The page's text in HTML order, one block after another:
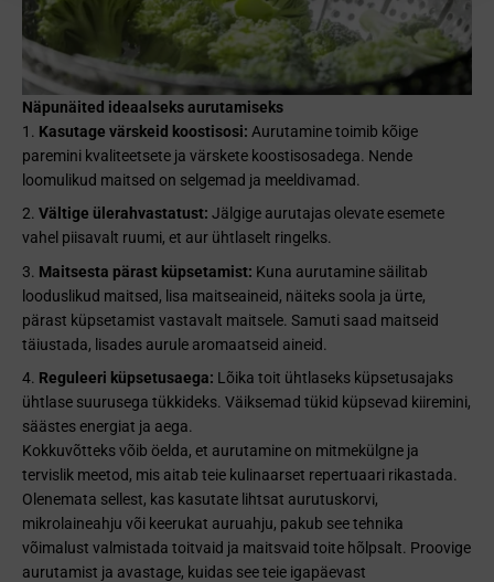
Näpunäited ideaalseks aurutamiseks
Kasutage värskeid koostisosi: Aurutamine toimib kõige
paremini kvaliteetsete ja värskete koostisosadega. Nende
loomulikud maitsed on selgemad ja meeldivamad.
Vältige ülerahvastatust: Jälgige aurutajas olevate esemete
vahel piisavalt ruumi, et aur ühtlaselt ringelks.
Maitsesta pärast küpsetamist: Kuna aurutamine säilitab
looduslikud maitsed, lisa maitseaineid, näiteks soola ja ürte,
pärast küpsetamist vastavalt maitsele. Samuti saad maitseid
täiustada, lisades aurule aromaatseid aineid.
Reguleeri küpsetusaega: Lõika toit ühtlaseks küpsetusajaks
ühtlase suurusega tükkideks. Väiksemad tükid küpsevad kiiremini,
säästes energiat ja aega.
Kokkuvõtteks võib öelda, et aurutamine on mitmekülgne ja
tervislik meetod, mis aitab teie kulinaarset repertuaari rikastada.
Olenemata sellest, kas kasutate lihtsat aurutuskorvi,
mikrolaineahju või keerukat auruahju, pakub see tehnika
võimalust valmistada toitvaid ja maitsvaid toite hõlpsalt. Proovige
aurutamist ja avastage, kuidas see teie igapäevast